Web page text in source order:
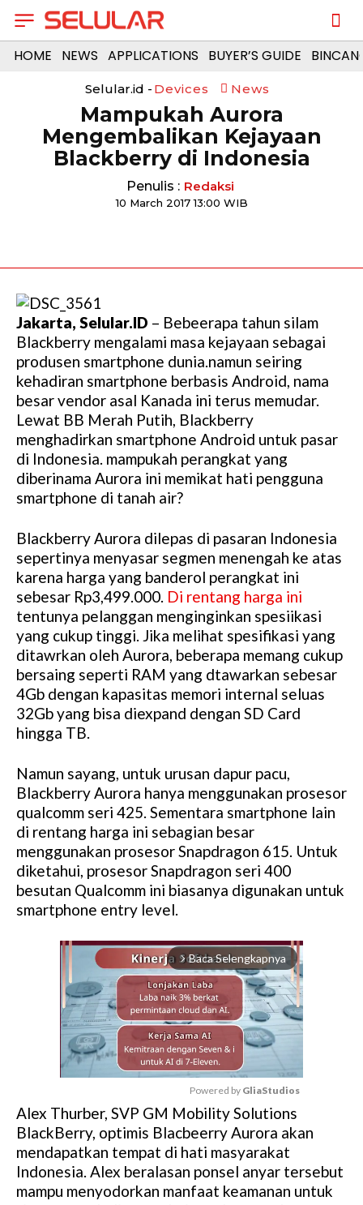
HOME NEWS APPLICATIONS BUYER’S GUIDE
Selular.id - Devices News
Mampukah Aurora
Mengembalikan Kejayaan
Blackberry di Indonesia
Penulis : Redaksi
10 March 2017 13:00 WIB
Jakarta, Selular.ID – Bebeerapa tahun silam
Blackberry mengalami masa kejayaan sebagai
produsen smartphone dunia.namun seiring
kehadiran smartphone berbasis Android, nama
besar vendor asal Kanada ini terus memudar.
Lewat BB Merah Putih, Blackberry
menghadirkan smartphone Android untuk pasar
di Indonesia. mampukah perangkat yang
diberinama Aurora ini memikat hati pengguna
smartphone di tanah air?
Blackberry Aurora dilepas di pasaran Indonesia
sepertinya menyasar segmen menengah ke atas
karena harga yang banderol perangkat ini
sebesar Rp3,499.000. Di rentang harga ini
tentunya pelanggan menginginkan spesiikasi
yang cukup tinggi. Jika melihat spesifikasi yang
ditawrkan oleh Aurora, beberapa memang cukup
bersaing seperti RAM yang dtawarkan sebesar
4Gb dengan kapasitas memori internal seluas
32Gb yang bisa diexpand dengan SD Card
hingga TB.
Namun sayang, untuk urusan dapur pacu,
Blackberry Aurora hanya menggunakan prosesor
qualcomm seri 425. Sementara smartphone lain
di rentang harga ini sebagian besar
menggunakan prosesor Snapdragon 615. Untuk
diketahui, prosesor Snapdragon seri 400
besutan Qualcomm ini biasanya digunakan untuk
smartphone entry level.
arrow_forward_ios Baca Selengkapnya
M
u
t
e
Powered by GliaStudios
Alex Thurber, SVP GM Mobility Solutions
BlackBerry, optimis Blacbeerry Aurora akan
mendapatkan tempat di hati masyarakat
Indonesia. Alex beralasan ponsel anyar tersebut
mampu menyodorkan manfaat keamanan untuk